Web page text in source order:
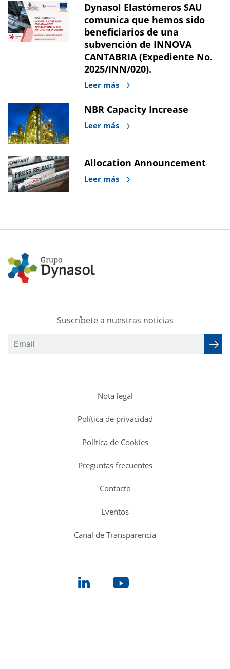
Dynasol Elastómeros SAU
comunica que hemos sido
beneficiarios de una
subvención de INNOVA
CANTABRIA (Expediente No.
2025/INN/020).
Leer más
NBR Capacity Increase
Leer más
Allocation Announcement
Leer más
Suscríbete a nuestras noticias
Nota legal
Política de privacidad
Política de Cookies
Preguntas frecuentes
Contacto
Eventos
Canal de Transparencia